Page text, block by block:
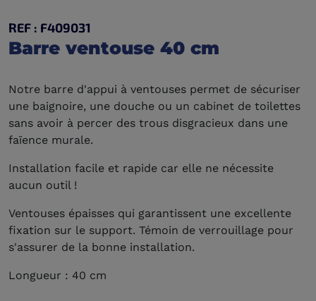
REF : F409031
Barre ventouse 40 cm
Notre barre d'appui à ventouses permet de sécuriser
une baignoire, une douche ou un cabinet de toilettes
sans avoir à percer des trous disgracieux dans une
faïence murale.
Installation facile et rapide car elle ne nécessite
aucun outil !
Ventouses épaisses qui garantissent une excellente
fixation sur le support. Témoin de verrouillage pour
s'assurer de la bonne installation.
Longueur : 40 cm